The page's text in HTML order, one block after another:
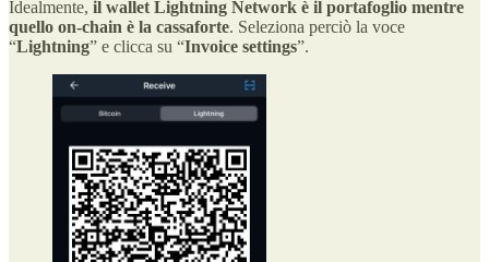
Idealmente, il wallet Lightning Network è il portafoglio mentre
quello on-chain è la cassaforte. Seleziona perciò la voce
“Lightning” e clicca su “Invoice settings”.